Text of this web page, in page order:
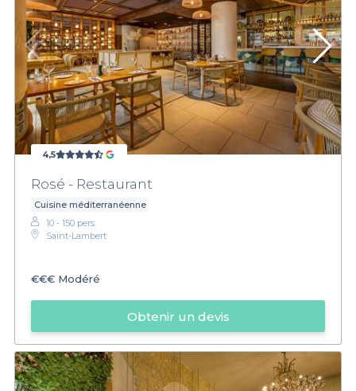
4,5
Rosé - Restaurant
Cuisine méditerranéenne
10 - 150 pers.
Saint-Lambert
€€€ Modéré
Obtenir un devis